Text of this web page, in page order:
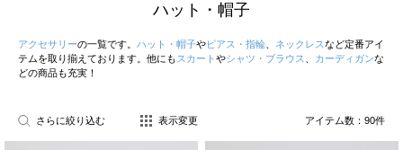
ハット・帽子
アクセサリーの一覧です。 ハット・帽子やピアス・指輪 ネックレスなど定番アイ
テムを取り揃えております。他にも スカート やシャツ・ブラウス カーディガンな
どの商品も充実！
さらに絞り込む 表示変更 アイテム数： 90件